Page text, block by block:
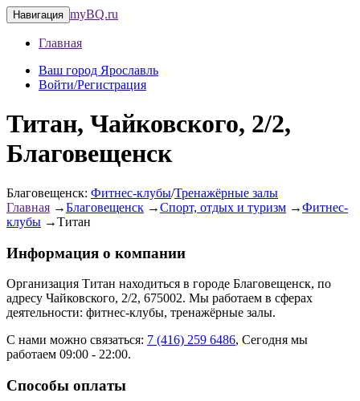
Навигация myBQ.ru
Главная
Ваш город Ярославль
Войти/Регистрация
Титан, Чайковского, 2/2,
Благовещенск
Благовещенск: Фитнес-клубы/Тренажёрные залы
Главная →Благовещенск →Спорт, отдых и туризм →Фитнес-
клубы →Титан
Информация о компании
Организация Титан находиться в городе Благовещенск, по
адресу Чайковского, 2/2, 675002. Мы работаем в сферах
деятельности: фитнес-клубы, тренажёрные залы.
С нами можно связаться: 7 (416) 259 6486, Сегодня мы
работаем 09:00 - 22:00.
Способы оплаты